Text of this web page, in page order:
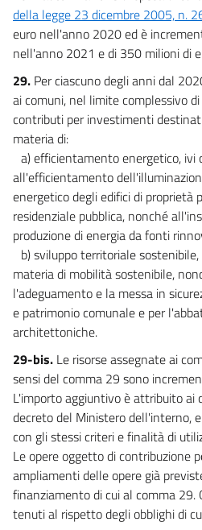
della legge 23 dicembre 2005, n.
euro nell'anno 2020 ed è
nell'anno 2021 e di 350 milioni di
29. Per ciascuno degli anni dal
ai comuni, nel limite complessivo
contributi per investimenti
materia di:
a) efficientamento energetico,
all'efficientamento
energetico degli edifici di proprietà
residenziale pubblica, nonché
produzione di energia da fonti
b) sviluppo territoriale
materia di mobilità sostenibile,
l'adeguamento e la messa in
e patrimonio comunale e per
architettoniche.
29-bis. Le risorse assegnate ai
sensi del comma 29 sono
L'importo aggiuntivo è attribuito ai
decreto del Ministero dell'interno,
con gli stessi criteri e finalità di
Le opere oggetto di contribuzione
ampliamenti delle opere già
finanziamento di cui al comma 29.
tenuti al rispetto degli obblighi di